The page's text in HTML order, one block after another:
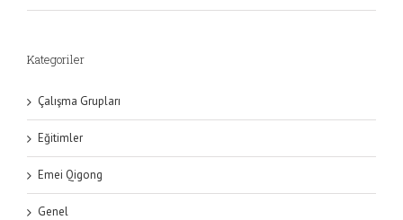
Kategoriler
Çalışma Grupları
Eğitimler
Emei Qigong
Genel